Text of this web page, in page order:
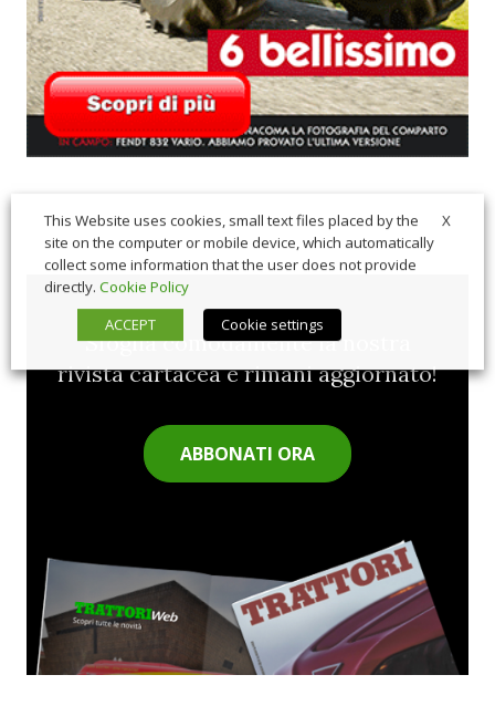
Sfoglia comodamente la nostra
rivista cartacea e rimani aggiornato!
ABBONATI ORA
X
This Website uses cookies, small text files placed by the
site on the computer or mobile device, which automatically
collect some information that the user does not provide
directly. Cookie Policy
ACCEPT
Cookie settings